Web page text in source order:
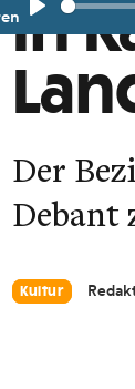
In
Der
Debant
Kultur